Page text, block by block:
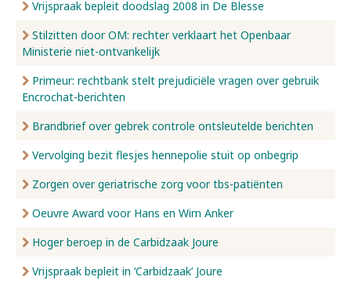
Vrijspraak bepleit doodslag 2008 in De Blesse
Stilzitten door OM: rechter verklaart het Openbaar
Ministerie niet-ontvankelijk
Primeur: rechtbank stelt prejudiciële vragen over gebruik
Encrochat-berichten
Brandbrief over gebrek controle ontsleutelde berichten
Vervolging bezit flesjes hennepolie stuit op onbegrip
Zorgen over geriatrische zorg voor tbs-patiënten
Oeuvre Award voor Hans en Wim Anker
Hoger beroep in de Carbidzaak Joure
Vrijspraak bepleit in ‘Carbidzaak’ Joure